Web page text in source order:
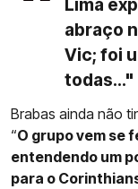
abraço
Vic; foi
todas..."
Brabas ainda não
“O grupo vem se
entendendo um
para o